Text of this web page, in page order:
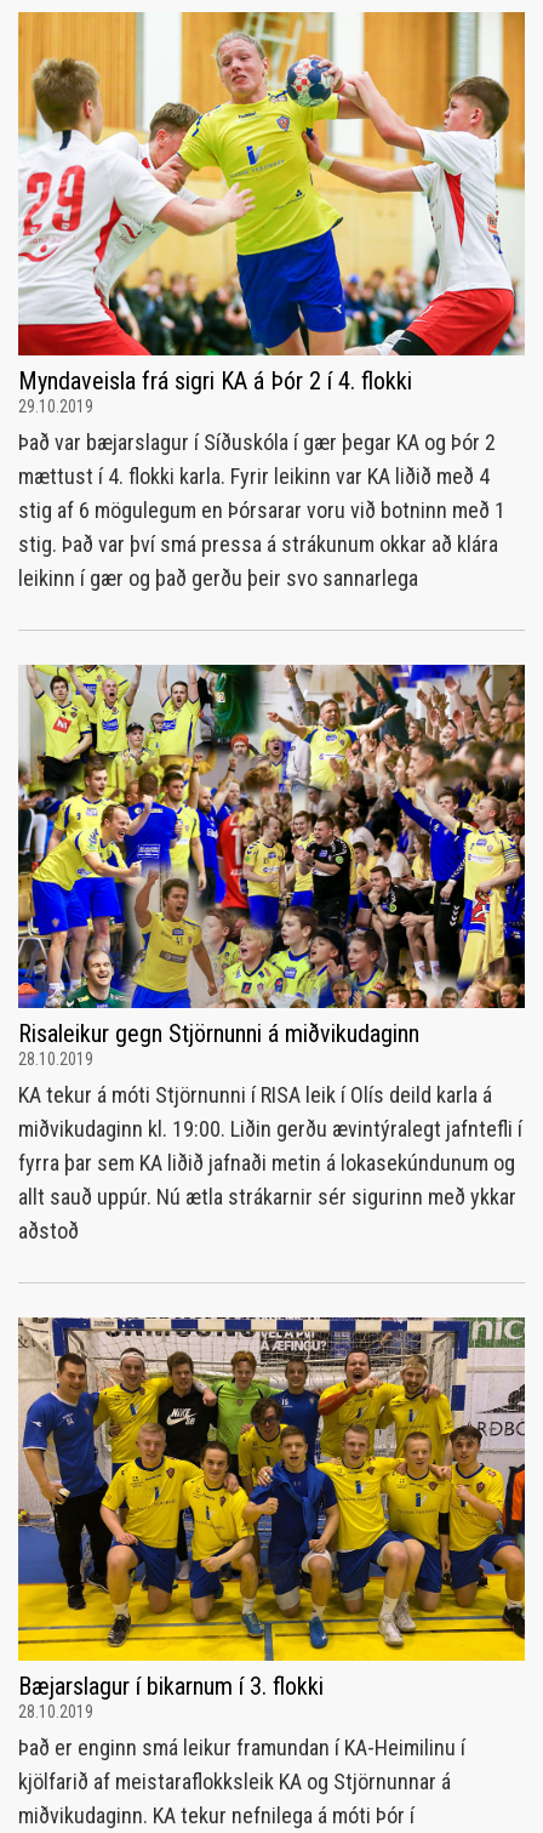
Myndaveisla frá sigri KA á Þór 2 í 4. flokki
29.10.2019
Það var bæjarslagur í Síðuskóla í gær þegar KA og Þór 2
mættust í 4. flokki karla. Fyrir leikinn var KA liðið með 4
stig af 6 mögulegum en Þórsarar voru við botninn með 1
stig. Það var því smá pressa á strákunum okkar að klára
leikinn í gær og það gerðu þeir svo sannarlega
Risaleikur gegn Stjörnunni á miðvikudaginn
28.10.2019
KA tekur á móti Stjörnunni í RISA leik í Olís deild karla á
miðvikudaginn kl. 19:00. Liðin gerðu ævintýralegt jafntefli í
fyrra þar sem KA liðið jafnaði metin á lokasekúndunum og
allt sauð uppúr. Nú ætla strákarnir sér sigurinn með ykkar
aðstoð
Bæjarslagur í bikarnum í 3. flokki
28.10.2019
Það er enginn smá leikur framundan í KA-Heimilinu í
kjölfarið af meistaraflokksleik KA og Stjörnunnar á
miðvikudaginn. KA tekur nefnilega á móti Þór í